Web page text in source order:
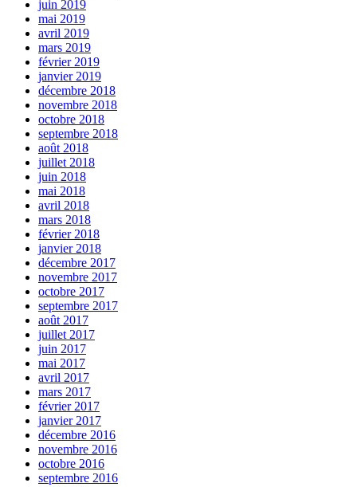
juin 2019
mai 2019
avril 2019
mars 2019
février 2019
janvier 2019
décembre 2018
novembre 2018
octobre 2018
septembre 2018
août 2018
juillet 2018
juin 2018
mai 2018
avril 2018
mars 2018
février 2018
janvier 2018
décembre 2017
novembre 2017
octobre 2017
septembre 2017
août 2017
juillet 2017
juin 2017
mai 2017
avril 2017
mars 2017
février 2017
janvier 2017
décembre 2016
novembre 2016
octobre 2016
septembre 2016